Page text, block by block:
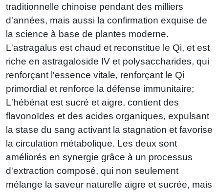
traditionnelle chinoise pendant des milliers
d'années, mais aussi la confirmation exquise de
la science à base de plantes moderne.
L'astragalus est chaud et reconstitue le Qi, et est
riche en astragaloside IV et polysaccharides, qui
renforçant l'essence vitale, renforçant le Qi
primordial et renforce la défense immunitaire;
L'hébénat est sucré et aigre, contient des
flavonoïdes et des acides organiques, expulsant
la stase du sang activant la stagnation et favorise
la circulation métabolique. Les deux sont
améliorés en synergie grâce à un processus
d'extraction composé, qui non seulement
mélange la saveur naturelle aigre et sucrée, mais